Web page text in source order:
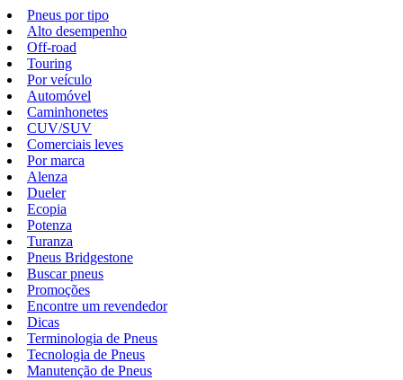
Pneus por tipo
Alto desempenho
Off-road
Touring
Por veículo
Automóvel
Caminhonetes
CUV/SUV
Comerciais leves
Por marca
Alenza
Dueler
Ecopia
Potenza
Turanza
Pneus Bridgestone
Buscar pneus
Promoções
Encontre um revendedor
Dicas
Terminologia de Pneus
Tecnologia de Pneus
Manutenção de Pneus